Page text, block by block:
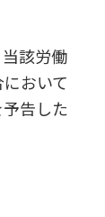
該労働
おいて
告した